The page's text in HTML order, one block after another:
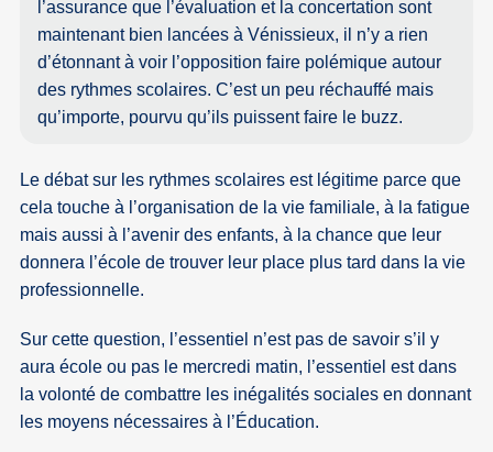
l’assurance que l’évaluation et la concertation sont
maintenant bien lancées à Vénissieux, il n’y a rien
d’étonnant à voir l’opposition faire polémique autour
des rythmes scolaires. C’est un peu réchauffé mais
qu’importe, pourvu qu’ils puissent faire le buzz.
Le débat sur les rythmes scolaires est légitime parce que
cela touche à l’organisation de la vie familiale, à la fatigue
mais aussi à l’avenir des enfants, à la chance que leur
donnera l’école de trouver leur place plus tard dans la vie
professionnelle.
Sur cette question, l’essentiel n’est pas de savoir s’il y
aura école ou pas le mercredi matin, l’essentiel est dans
la volonté de combattre les inégalités sociales en donnant
les moyens nécessaires à l’Éducation.